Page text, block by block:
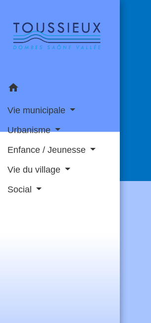
home
Vie municipale
Urbanisme
Enfance / Jeunesse
Vie du village
Social